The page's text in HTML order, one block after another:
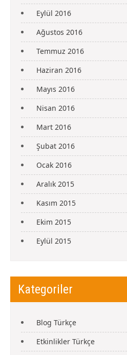
Eylül 2016
Ağustos 2016
Temmuz 2016
Haziran 2016
Mayıs 2016
Nisan 2016
Mart 2016
Şubat 2016
Ocak 2016
Aralık 2015
Kasım 2015
Ekim 2015
Eylül 2015
Kategoriler
Blog Türkçe
Etkinlikler Türkçe